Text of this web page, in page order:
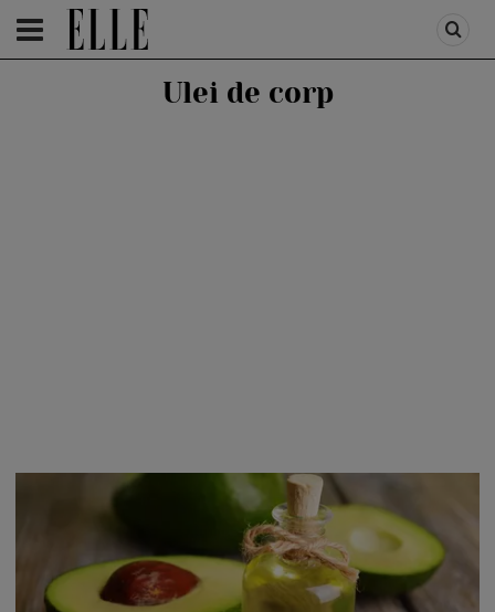
HOMEPAGE /BEAUTY
Ulei de corp